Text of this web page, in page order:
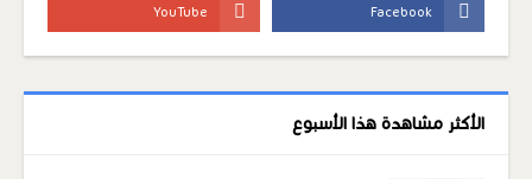
الأكثر مشاهدة هذا الأسبوع